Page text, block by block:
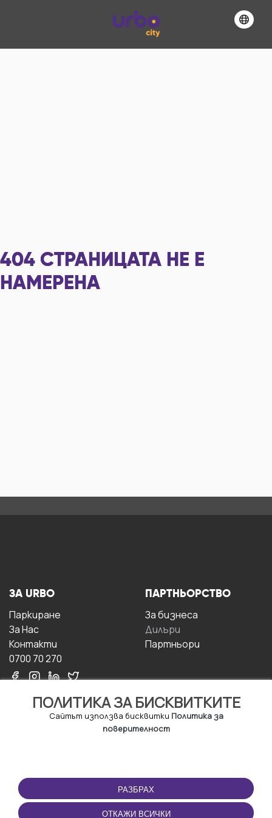
404 СТРАНИЦАТА НЕ Е
НАМЕРЕНА
ПОЛИТИКА ЗА БИСКВИТКИТЕ
Сайтът използва бисквитки Политика за
поверителност
РАЗБРАХ
ОТКАЖИ ВСИЧКИ
ЗА URBO
Паркиране
За Hас
Контакти
0700 70 270
ПАРТНЬОРСТВО
За бизнесa
Дилъри
Партньори
ПОЛЗВАНЕ
Правила и условия за
ползване
ПРИЛОЖЕНИЕТО